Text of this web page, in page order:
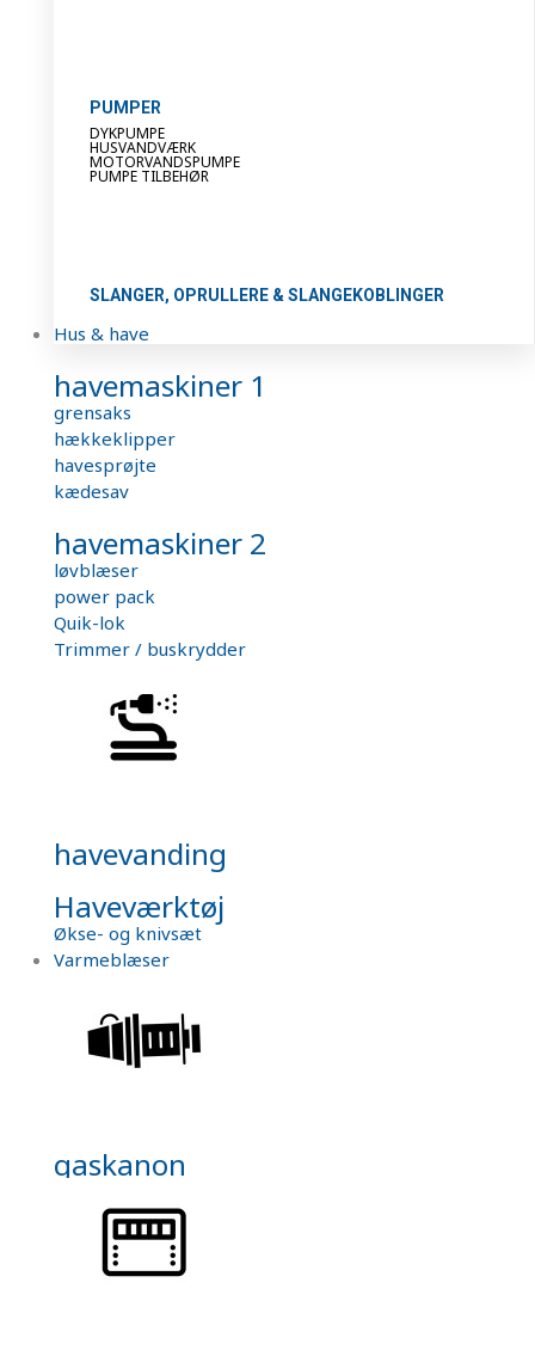
PUMPER
DYKPUMPE
HUSVANDVÆRK
MOTORVANDSPUMPE
PUMPE TILBEHØR
SLANGER, OPRULLERE & SLANGEKOBLINGER
Hus & have
havemaskiner 1
grensaks
hækkeklipper
havesprøjte
kædesav
havemaskiner 2
løvblæser
power pack
Quik-lok
Trimmer / buskrydder
havevanding
Haveværktøj
Økse- og knivsæt
Varmeblæser
gaskanon